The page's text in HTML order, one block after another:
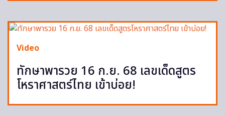
Video
ทักษาพารวย 16 ก.ย. 68 เลขเด็ดสูตร
โหราศาสตร์ไทย เข้าบ่อย!